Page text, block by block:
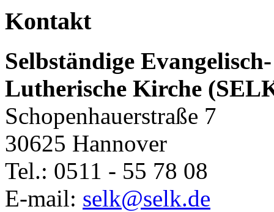
Kontakt
Selbständige Evangelisch-
Lutherische Kirche
Schopenhauerstraße 7
30625 Hannover
Tel.: 0511 - 55 78 08
E-mail: selk@selk.de